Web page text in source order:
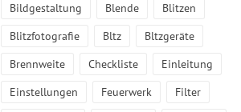
Bildgestaltung
Blende
Blitzen
Blitzfotografie
Bltz
Bltzgeräte
Brennweite
Checkliste
Einleitung
Einstellungen
Feuerwerk
Filter